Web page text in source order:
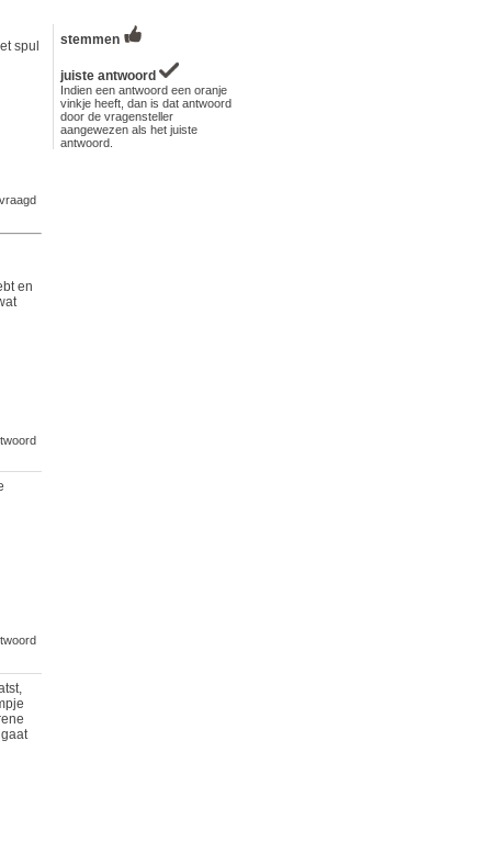
spul
en
stemmen
juiste antwoord
Indien een antwoord een oranje
vinkje heeft, dan is dat antwoord
door de vragensteller
aangewezen als het juiste
antwoord.